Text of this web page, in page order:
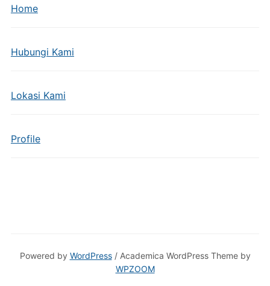
Home
Hubungi Kami
Lokasi Kami
Profile
Powered by WordPress/ Academica WordPress Theme by
WPZOOM